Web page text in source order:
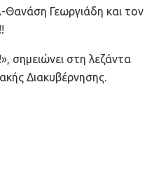
Γεωργιάδη και τον
σημειώνει στη λεζάντα
Διακυβέρνησης.